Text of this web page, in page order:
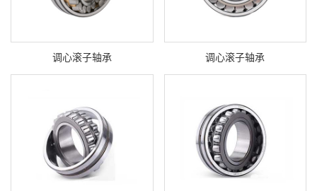
调心滚子轴承 调心滚子轴承